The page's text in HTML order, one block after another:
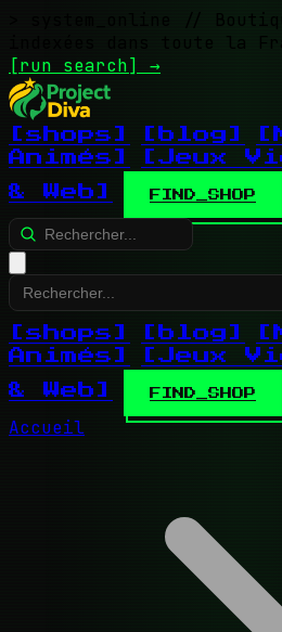
//
indexées dans toute la
[run search] →
[shops] [blog]
Animés]
[Jeux
& Web]
FIND_SHOP
[shops] [blog]
Animés]
[Jeux
& Web]
FIND_SHOP
Accueil